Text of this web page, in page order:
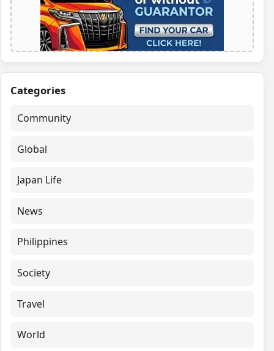
Categories
Community
Global
Japan Life
News
Philippines
Society
Travel
World